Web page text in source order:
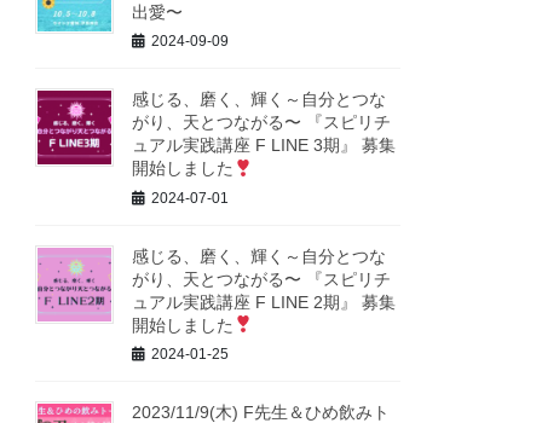
出愛〜
2024-09-09
感じる、磨く、輝く～自分とつな
がり、天とつながる〜 『スピリチ
ュアル実践講座 F LINE 3期』 募集
開始しました
2024-07-01
感じる、磨く、輝く～自分とつな
がり、天とつながる〜 『スピリチ
ュアル実践講座 F LINE 2期』 募集
開始しました
2024-01-25
2023/11/9(木) F先生＆ひめ飲みト